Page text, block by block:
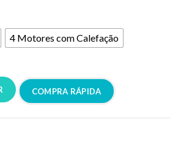
4 Motores com Calefação
COMPRA RÁPIDA